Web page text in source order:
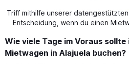
Triff mithilfe unserer
Entscheidung, wenn du einen
Wie viele Tage im Voraus sollte
Mietwagen in Alajuela buchen?